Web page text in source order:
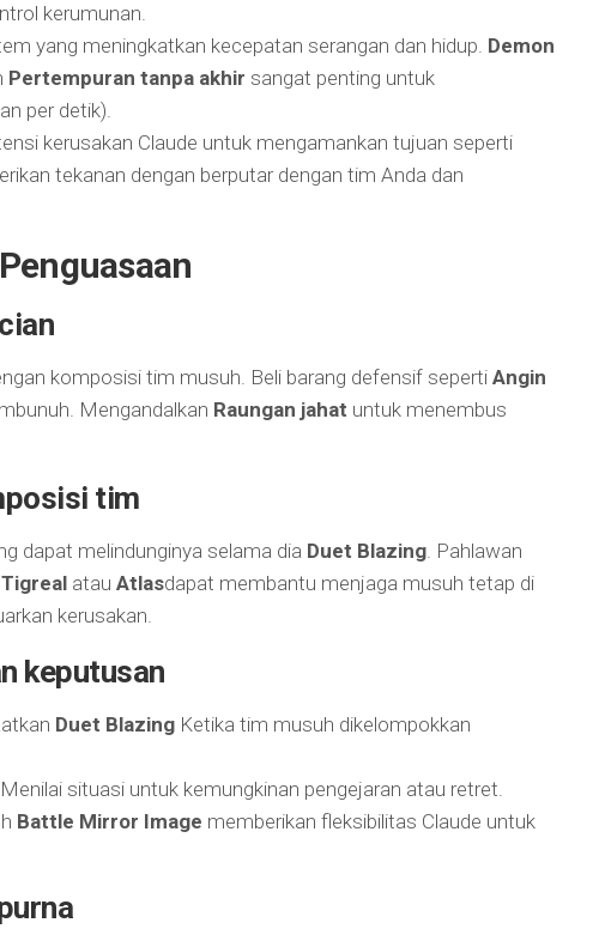
kerumunan.
yang meningkatkan kecepatan serangan dan hidup. Demon
Pertempuran tanpa akhir sangat penting untuk
per detik).
kerusakan Claude untuk mengamankan tujuan seperti
tekanan dengan berputar dengan tim Anda dan
komposisi tim musuh. Beli barang defensif seperti Angin
Mengandalkan Raungan jahat untuk menembus
tim
dapat melindunginya selama dia Duet Blazing. Pahlawan
Tigreal atau Atlasdapat membantu menjaga musuh tetap di
kerusakan.
keputusan
Duet Blazing Ketika tim musuh dikelompokkan
Menilai situasi untuk kemungkinan pengejaran atau retret.
Battle Mirror Image memberikan fleksibilitas Claude untuk